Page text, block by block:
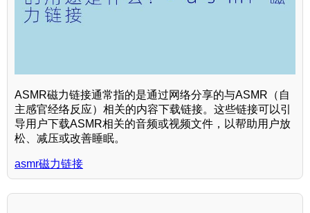
ASMR磁力链接通常指的是通过网络分享的与ASMR（自
主感官经络反应）相关的内容下载链接。这些链接可以引
导用户下载ASMR相关的音频或视频文件，以帮助用户放
松、减压或改善睡眠。
asmr磁力链接